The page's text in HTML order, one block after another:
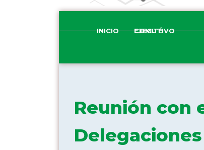
INICIO COMITÉ EJECUTIVO
Reunión con